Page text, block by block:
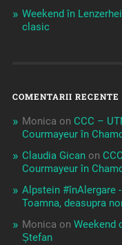
Weekend în
clasic
COMENTARII RECENTE
Monica on CCC –
Courmayeur în
Claudia Gicanon
Courmayeur în
Alpstein #înAlergare
Toamna, deasupra
Monica on Weekend
Ștefan